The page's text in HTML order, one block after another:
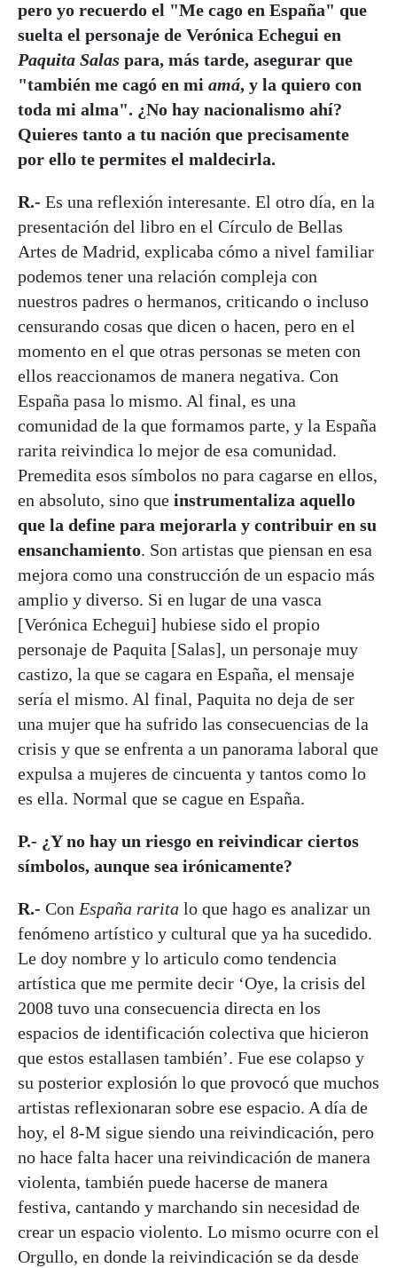
pero yo recuerdo el "Me cago en España" que
suelta el personaje de Verónica Echegui en
Paquita Salas para, más tarde, asegurar que
"también me cagó en mi amá, y la quiero con
toda mi alma". ¿No hay nacionalismo ahí?
Quieres tanto a tu nación que precisamente
por ello te permites el maldecirla.
R.- Es una reflexión interesante. El otro día, en la
presentación del libro en el Círculo de Bellas
Artes de Madrid, explicaba cómo a nivel familiar
podemos tener una relación compleja con
nuestros padres o hermanos, criticando o incluso
censurando cosas que dicen o hacen, pero en el
momento en el que otras personas se meten con
ellos reaccionamos de manera negativa. Con
España pasa lo mismo. Al final, es una
comunidad de la que formamos parte, y la España
rarita reivindica lo mejor de esa comunidad.
Premedita esos símbolos no para cagarse en ellos,
en absoluto, sino que instrumentaliza aquello
que la define para mejorarla y contribuir en su
ensanchamiento. Son artistas que piensan en esa
mejora como una construcción de un espacio más
amplio y diverso. Si en lugar de una vasca
[Verónica Echegui] hubiese sido el propio
personaje de Paquita [Salas], un personaje muy
castizo, la que se cagara en España, el mensaje
sería el mismo. Al final, Paquita no deja de ser
una mujer que ha sufrido las consecuencias de la
crisis y que se enfrenta a un panorama laboral que
expulsa a mujeres de cincuenta y tantos como lo
es ella. Normal que se cague en España.
P.- ¿Y no hay un riesgo en reivindicar ciertos
símbolos, aunque sea irónicamente?
R.- Con España rarita lo que hago es analizar un
fenómeno artístico y cultural que ya ha sucedido.
Le doy nombre y lo articulo como tendencia
artística que me permite decir ‘Oye, la crisis del
2008 tuvo una consecuencia directa en los
espacios de identificación colectiva que hicieron
que estos estallasen también’. Fue ese colapso y
su posterior explosión lo que provocó que muchos
artistas reflexionaran sobre ese espacio. A día de
hoy, el 8-M sigue siendo una reivindicación, pero
no hace falta hacer una reivindicación de manera
violenta, también puede hacerse de manera
festiva, cantando y marchando sin necesidad de
crear un espacio violento. Lo mismo ocurre con el
Orgullo, en donde la reivindicación se da desde